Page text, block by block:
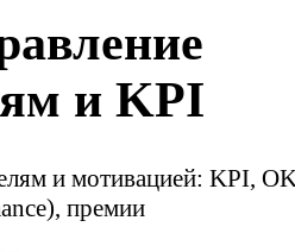
и KPI
и мотивацией: KPI,
премии